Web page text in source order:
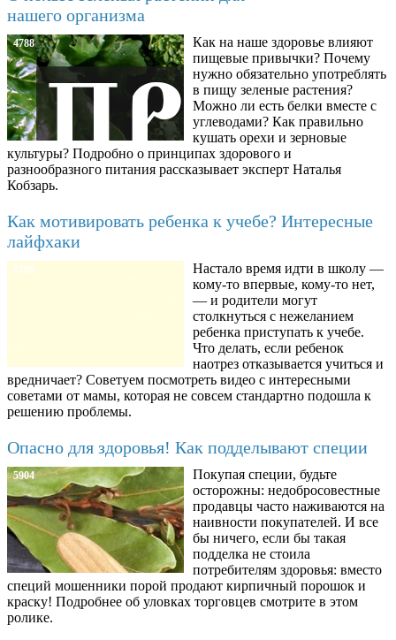
нашего организма
4788
Как на наше здоровье влияют
пищевые привычки? Почему
нужно обязательно употреблять
в пищу зеленые растения?
Можно ли есть белки вместе с
углеводами? Как правильно
кушать орехи и зерновые
культуры? Подробно о принципах здорового и
разнообразного питания рассказывает эксперт Наталья
Кобзарь.
Как мотивировать ребенка к учебе? Интересные
лайфхаки
8780
Настало время идти в школу —
кому-то впервые, кому-то нет,
— и родители могут
столкнуться с нежеланием
ребенка приступать к учебе.
Что делать, если ребенок
наотрез отказывается учиться и
вредничает? Советуем посмотреть видео с интересными
советами от мамы, которая не совсем стандартно подошла к
решению проблемы.
Опасно для здоровья! Как подделывают специи
5904
Покупая специи, будьте
осторожны: недобросовестные
продавцы часто наживаются на
наивности покупателей. И все
бы ничего, если бы такая
подделка не стоила
потребителям здоровья: вместо
специй мошенники порой продают кирпичный порошок и
краску! Подробнее об уловках торговцев смотрите в этом
ролике.